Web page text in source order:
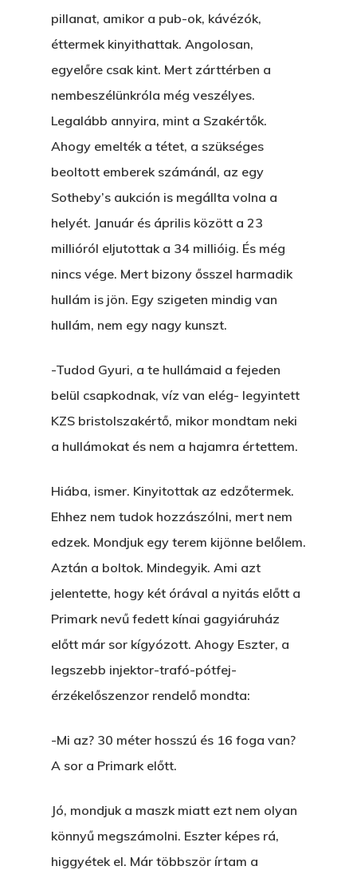
pillanat, amikor a pub-ok, kávézók,
éttermek kinyithattak. Angolosan,
egyelőre csak kint. Mert zárttérben a
nembeszélünkróla még veszélyes.
Legalább annyira, mint a Szakértők.
Ahogy emelték a tétet, a szükséges
beoltott emberek számánál, az egy
Sotheby’s aukción is megállta volna a
helyét. Január és április között a 23
millióról eljutottak a 34 millióig. És még
nincs vége. Mert bizony ősszel harmadik
hullám is jön. Egy szigeten mindig van
hullám, nem egy nagy kunszt.
-Tudod Gyuri, a te hullámaid a fejeden
belül csapkodnak, víz van elég- legyintett
KZS bristolszakértő, mikor mondtam neki
a hullámokat és nem a hajamra értettem.
Hiába, ismer. Kinyitottak az edzőtermek.
Ehhez nem tudok hozzászólni, mert nem
edzek. Mondjuk egy terem kijönne belőlem.
Aztán a boltok. Mindegyik. Ami azt
jelentette, hogy két órával a nyitás előtt a
Primark nevű fedett kínai gagyiáruház
előtt már sor kígyózott. Ahogy Eszter, a
legszebb injektor-trafó-pótfej-
érzékelőszenzor rendelő mondta:
-Mi az? 30 méter hosszú és 16 foga van?
A sor a Primark előtt.
Jó, mondjuk a maszk miatt ezt nem olyan
könnyű megszámolni. Eszter képes rá,
higgyétek el. Már többször írtam a